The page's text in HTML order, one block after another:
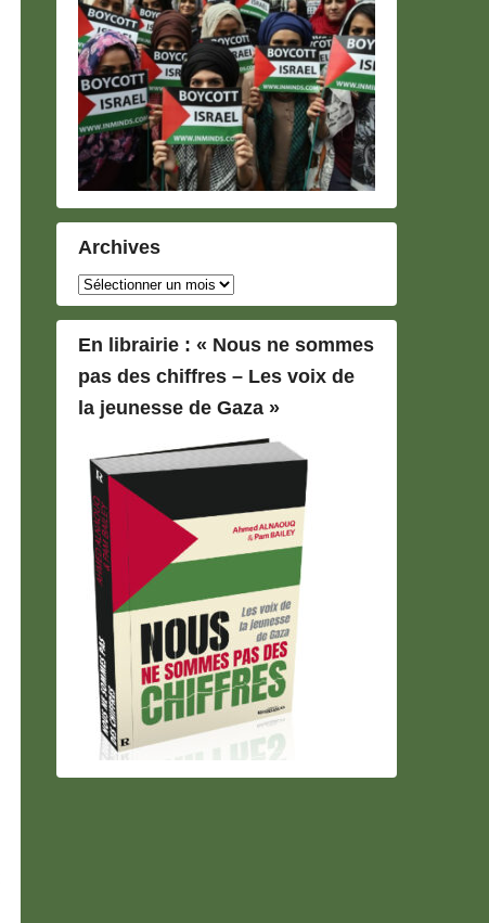
Archives
Archives
En librairie : « Nous ne sommes
pas des chiffres – Les voix de
la jeunesse de Gaza »